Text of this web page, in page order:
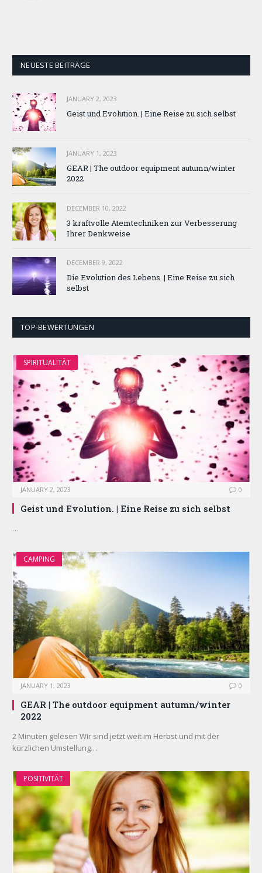
NEUESTE BEITRÄGE
JANUARY 2, 2023
Geist und Evolution. | Eine Reise zu sich selbst
JANUARY 1, 2023
GEAR | The outdoor equipment autumn/winter
2022
DECEMBER 10, 2022
3 kraftvolle Atemtechniken zur Verbesserung
Ihrer Denkweise
DECEMBER 9, 2022
Die Evolution des Lebens. | Eine Reise zu sich
selbst
TOP-BEWERTUNGEN
SPIRITUALITÄT
JANUARY 2, 2023 0
Geist und Evolution. | Eine Reise zu sich selbst
…
CAMPING
JANUARY 1, 2023 0
GEAR | The outdoor equipment autumn/winter
2022
2 Minuten gelesen Wir sind jetzt weit im Herbst und mit der
kürzlichen Umstellung…
POSITIVITÄT